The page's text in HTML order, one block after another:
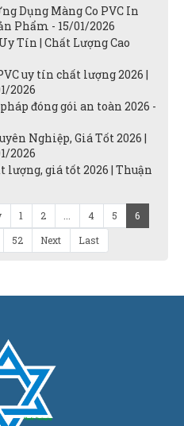
Dụng Màng Co PVC In
Phẩm - 15/01/2026
Tín | Chất Lượng Cao
uy tín chất lượng 2026 |
2026
đóng gói an toàn 2026 -
Nghiệp, Giá Tốt 2026 |
2026
lượng, giá tốt 2026 | Thuận
1 2 4 5
6
52 Next Last